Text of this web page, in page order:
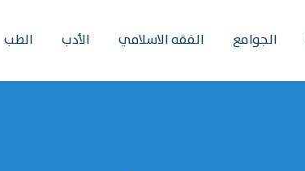
الجوامع الفقه الاسلامي الأدب الطب